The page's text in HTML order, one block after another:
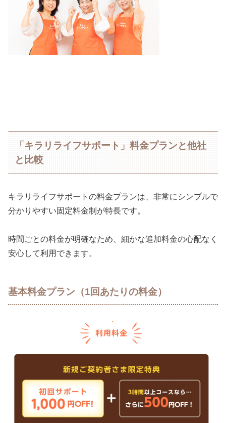
「キラリライフサポート」料金プランと他社
と比較
キラリライフサポートの料金プランは、非常にシンプルで
分かりやすい固定料金制が特長です。
時間ごとの料金が明確なため、細かな追加料金の心配なく
安心して利用できます。
基本料金プラン（1回あたりの料金）